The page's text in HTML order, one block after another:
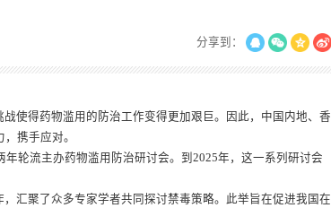
分享到：
使得药物滥用的防治工作变得更加艰巨。因此，中国内地、香
携手应对。
轮流主办药物滥用防治研讨会。到2025年，这一系列研讨会
汇聚了众多专家学者共同探讨禁毒策略。此举旨在促进我国在